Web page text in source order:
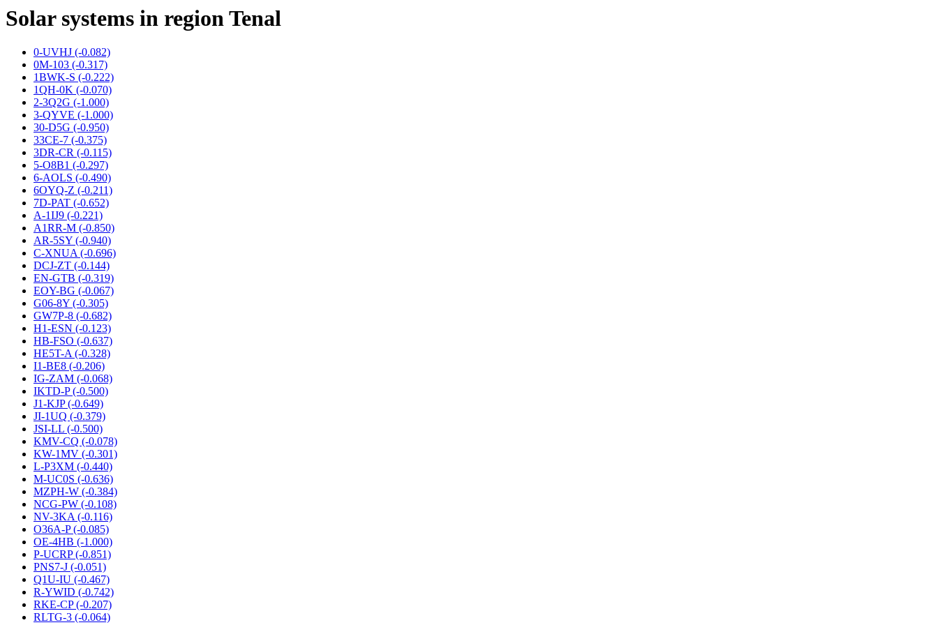
Solar systems in region Tenal
0-UVHJ (-0.082)
0M-103 (-0.317)
1BWK-S (-0.222)
1QH-0K (-0.070)
2-3Q2G (-1.000)
3-QYVE (-1.000)
30-D5G (-0.950)
33CE-7 (-0.375)
3DR-CR (-0.115)
5-O8B1 (-0.297)
6-AOLS (-0.490)
6OYQ-Z (-0.211)
7D-PAT (-0.652)
A-1IJ9 (-0.221)
A1RR-M (-0.850)
AR-5SY (-0.940)
C-XNUA (-0.696)
DCJ-ZT (-0.144)
EN-GTB (-0.319)
EOY-BG (-0.067)
G06-8Y (-0.305)
GW7P-8 (-0.682)
H1-ESN (-0.123)
HB-FSO (-0.637)
HE5T-A (-0.328)
I1-BE8 (-0.206)
IG-ZAM (-0.068)
IKTD-P (-0.500)
J1-KJP (-0.649)
JI-1UQ (-0.379)
JSI-LL (-0.500)
KMV-CQ (-0.078)
KW-1MV (-0.301)
L-P3XM (-0.440)
M-UC0S (-0.636)
MZPH-W (-0.384)
NCG-PW (-0.108)
NV-3KA (-0.116)
O36A-P (-0.085)
OE-4HB (-1.000)
P-UCRP (-0.851)
PNS7-J (-0.051)
Q1U-IU (-0.467)
R-YWID (-0.742)
RKE-CP (-0.207)
RLTG-3 (-0.064)